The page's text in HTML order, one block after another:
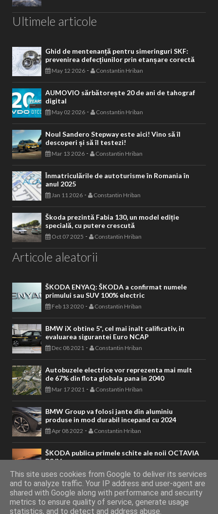
Ultimele articole
Ghid de mentenanță pentru simeringuri SKF:
prevenirea defecțiunilor prin etanșare corectă
May 12 2026 - Constantin Hriban
AUMOVIO sărbătorește 20 de ani de tahograf
digital
May 02 2026 - Constantin Hriban
Noul Sandero Stepway este aici! Vino să îl
descoperi și să îl testezi!
Mar 13 2026 - Constantin Hriban
Înmatriculările de autoturisme în Romania în
anul 2025
Jan 11 2026 - Constantin Hriban
Škoda prezintă Fabia 130, un model ediție
specială, cu putere crescută
Oct 07 2025 - Constantin Hriban
Articole aleatorii
ŠKODA ENYAQ: ŠKODA a confirmat numele
primului sau SUV 100% electric
Feb 13 2020 - Constantin Hriban
BMW iX obtine 5*, cel mai inalt calificativ, in
evaluarea sigurantei Euro NCAP
Dec 08 2021 - Constantin Hriban
Autobuzele electrice vor reprezenta mai mult
de 67% din flota globala pana in 2040
Mar 17 2021 - Constantin Hriban
BMW Group va folosi jante din aluminiu
produse in mod durabil incepand cu 2024
Apr 08 2022 - Constantin Hriban
ŠKODA publica primele schite ale noii OCTAVIA
RS iV
Feb 05 2020- Constantin Hriban
AUTOVITAL - Blog AutoCopyright © 2011 - 2026. Toate drepturile
This site uses cookies from Google to deliver its services
and to analyze traffic. Your IP address and user-agent are
shared with Google along with performance and security
metrics to ensure quality of service, generate usage
statistics, and to detect and address abuse.